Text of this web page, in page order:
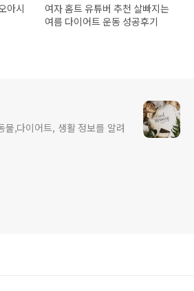
아시
여자 홈트 유튜버 추천 살빠지는
여름 다이어트 운동 성공후기
물,다이어트, 생활 정보를 알려